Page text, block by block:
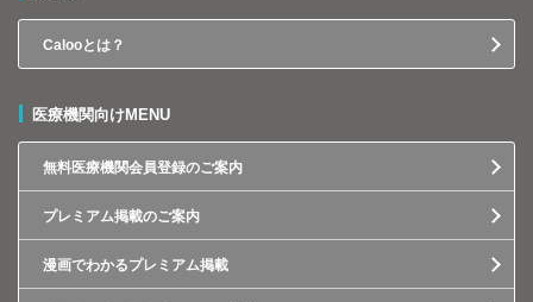
Calooとは？
医療機関向けMENU
無料医療機関会員登録のご案内
プレミアム掲載のご案内
漫画でわかるプレミアム掲載